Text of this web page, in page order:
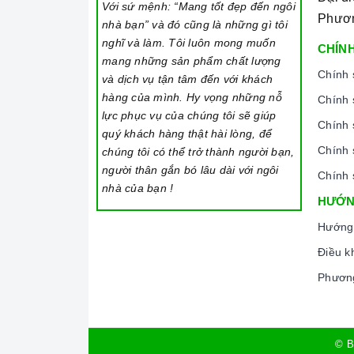
2. Các chức năng, hệ thống trên Vòi nước
Vòi nước Argo G-2485ngoài xoay 360 độ
đơn giản cho phạm vi sử dụng được
nữa, với nút nhấn trên đầu vòi cho phép
chùm tia hoặc dạng hoa sen tiện lợi cho
dùng nước nóng hay nước lạnh thì bạn
Với những ưu điểm nổi bật như trên thì
người bạn đồng hành thân thiết nhất của
mỗi gia đình hiện nay, nhất là trong cuộc
Với sứ mệnh: “Mang tốt đẹp đến ngôi
nhà bạn” và đó cũng là những gì tôi
nghĩ và làm. Tôi luôn mong muốn
mang những sản phẩm chất lượng
và dịch vụ tận tâm đến với khách
hàng của mình. Hy vọng những nỗ
lực phục vụ của chúng tôi sẽ giúp
quý khách hàng thật hài lòng, để
chúng tôi có thể trở thành người bạn,
người thân gắn bó lâu dài với ngôi
nhà của bạn !
Chính
Chính
Chính
Chính
Chính
Điều
©